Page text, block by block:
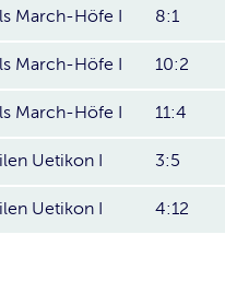
March-Höfe I 8:1
March-Höfe I 10:2
March-Höfe I 11:4
Uetikon I 3:5
Uetikon I 4:12